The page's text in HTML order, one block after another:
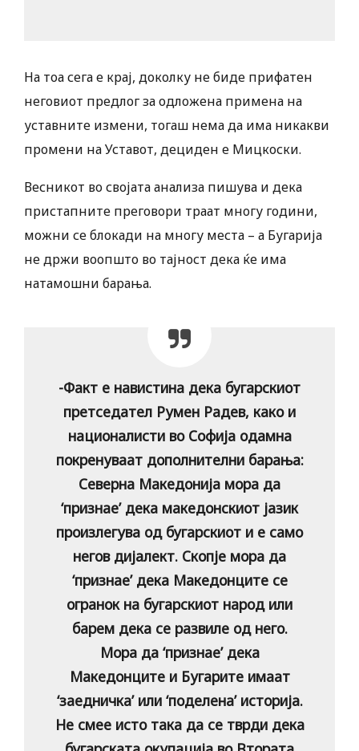
На тоа сега е крај, доколку не биде прифатен
неговиот предлог за одложена примена на
уставните измени, тогаш нема да има никакви
промени на Уставот, дециден е Мицкоски.
Весникот во својата анализа пишува и дека
пристапните преговори траат многу години,
можни се блокади на многу места – а Бугарија
не држи воопшто во тајност дека ќе има
натамошни барања.
-Факт е навистина дека бугарскиот
претседател Румен Радев, како и
националисти во Софија одамна
покренуваат дополнителни барања:
Северна Македонија мора да
‘признае’ дека македонскиот јазик
произлегува од бугарскиот и е само
негов дијалект. Скопје мора да
‘признае’ дека Македонците се
огранок на бугарскиот народ или
барем дека се развиле од него.
Мора да ‘признае’ дека
Македонците и Бугарите имаат
‘заедничка’ или ‘поделена’ историја.
Не смее исто така да се тврди дека